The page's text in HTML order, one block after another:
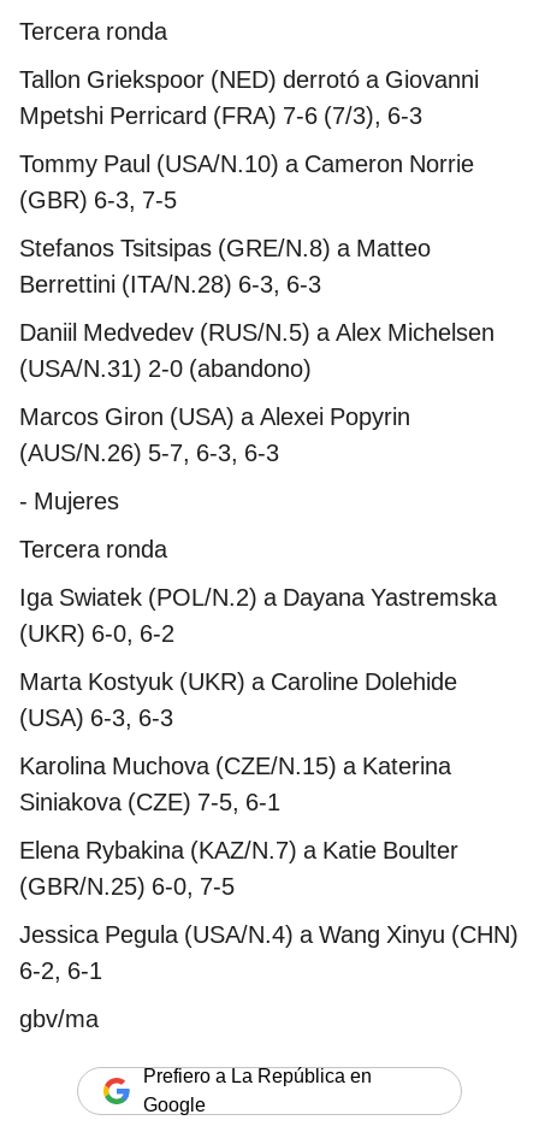
Tercera ronda
Tallon Griekspoor (NED) derrotó a Giovanni
Mpetshi Perricard (FRA) 7-6 (7/3), 6-3
Tommy Paul (USA/N.10) a Cameron Norrie
(GBR) 6-3, 7-5
Stefanos Tsitsipas (GRE/N.8) a Matteo
Berrettini (ITA/N.28) 6-3, 6-3
Daniil Medvedev (RUS/N.5) a Alex Michelsen
(USA/N.31) 2-0 (abandono)
Marcos Giron (USA) a Alexei Popyrin
(AUS/N.26) 5-7, 6-3, 6-3
- Mujeres
Tercera ronda
Iga Swiatek (POL/N.2) a Dayana Yastremska
(UKR) 6-0, 6-2
Marta Kostyuk (UKR) a Caroline Dolehide
(USA) 6-3, 6-3
Karolina Muchova (CZE/N.15) a Katerina
Siniakova (CZE) 7-5, 6-1
Elena Rybakina (KAZ/N.7) a Katie Boulter
(GBR/N.25) 6-0, 7-5
Jessica Pegula (USA/N.4) a Wang Xinyu (CHN)
6-2, 6-1
gbv/ma
Prefiero a La República en
Google